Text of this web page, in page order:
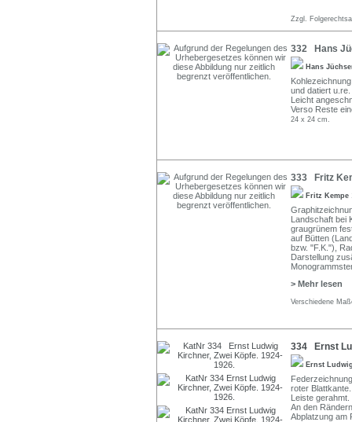
Zzgl.
332 Hans
Hans
und datiert
Leicht
Verso Reste
24 x 24 cm.
333 Fritz
Fritz Kempe
Landschaft bei
graugrünem
auf Bütten
bzw. "F.K."),
Darstellung
> Mehr lesen
Verschiedene
334 Ernst
Ernst
roter
Leiste gerahmt.
An den
Abplatzung am